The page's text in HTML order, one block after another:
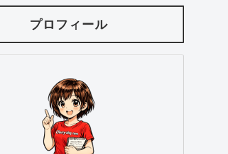
プロフィール